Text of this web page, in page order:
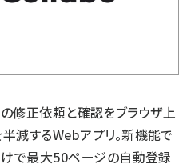
修正依頼と確認をブラウザ上
減するWebアプリ。新機能で
で最大50ページの自動登録